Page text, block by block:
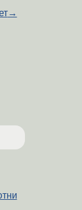
→